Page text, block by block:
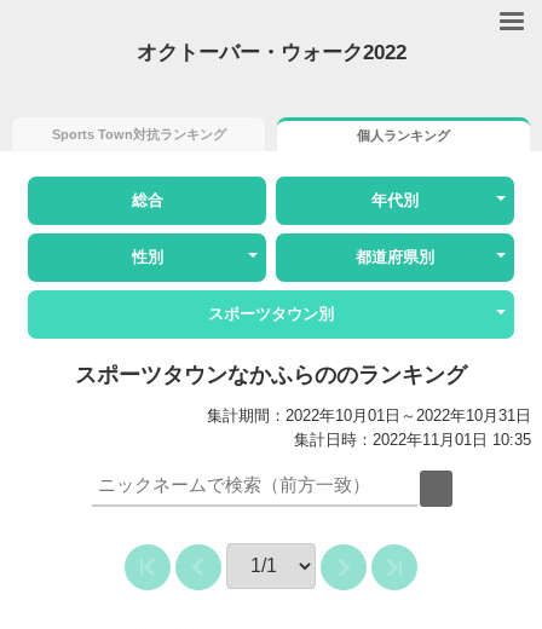
オクトーバー・ウォーク2022
Sports Town対抗ランキング 個人ランキング
総合 年代別
性別 都道府県別
スポーツタウン別
スポーツタウンなかふらののランキング
集計期間：2022年10月01日～2022年10月31日
集計日時：2022年11月01日 10:35